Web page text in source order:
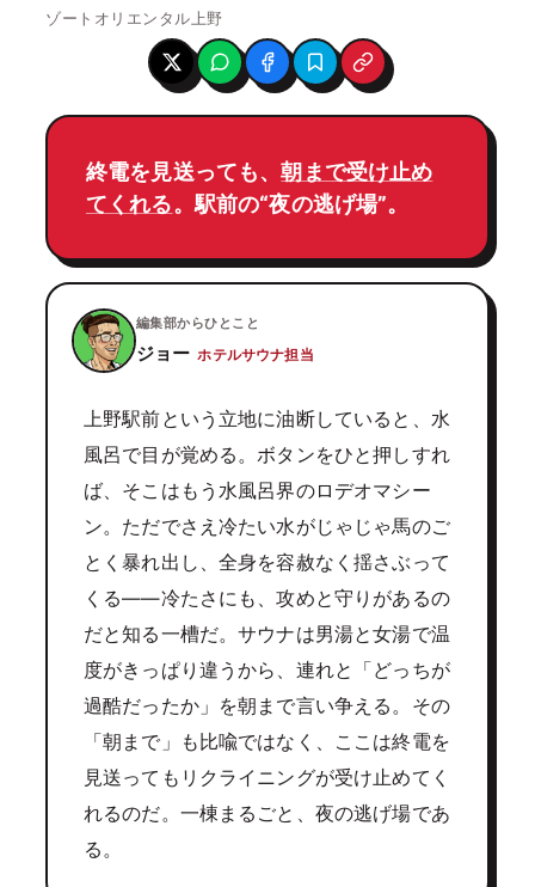
ゾートオリエンタル上野
終電を見送っても、朝まで受け止め
てくれる。駅前の“夜の逃げ場”。
編集部からひとこと
ジョー ホテルサウナ担当
上野駅前という立地に油断していると、水
風呂で目が覚める。ボタンをひと押しすれ
ば、そこはもう水風呂界のロデオマシー
ン。ただでさえ冷たい水がじゃじゃ馬のご
とく暴れ出し、全身を容赦なく揺さぶって
くる——冷たさにも、攻めと守りがあるの
だと知る一槽だ。サウナは男湯と女湯で温
度がきっぱり違うから、連れと「どっちが
過酷だったか」を朝まで言い争える。その
「朝まで」も比喩ではなく、ここは終電を
見送ってもリクライニングが受け止めてく
れるのだ。一棟まるごと、夜の逃げ場であ
る。